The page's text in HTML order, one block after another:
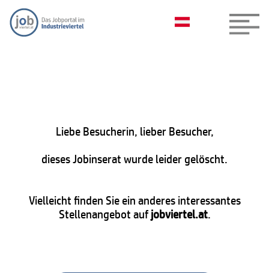
Liebe Besucherin, lieber Besucher,
dieses Jobinserat wurde leider gelöscht.
Vielleicht finden Sie ein anderes interessantes
Stellenangebot aufjobviertel.at.